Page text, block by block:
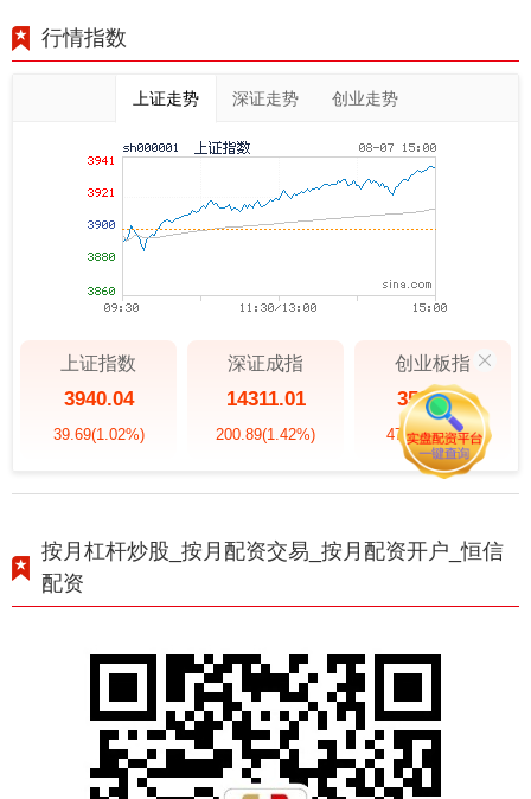
行情指数
上证走势 深证走势 创业走势
上证指数
3940.04
39.69(1.02%)
深证成指
14311.01
200.89(1.42%)
创业板指
3563.12
47.56(1.35%)
按月杠杆炒股_按月配资交易_按月配资开户_恒信
配资